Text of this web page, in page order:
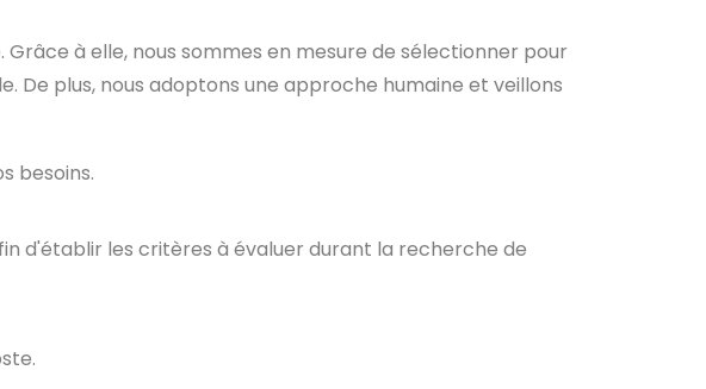
à elle, nous sommes en mesure de sélectionner pour
De plus, nous adoptons une approche humaine et veillons
besoins.
d'établir les critères à évaluer durant la recherche de